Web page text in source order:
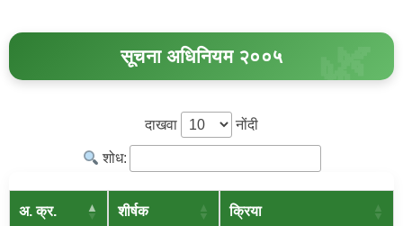
सूचना अधिनियम २००५
दाखवा नोंदी
शोध:
अ. क्र. शीर्षक क्रिया